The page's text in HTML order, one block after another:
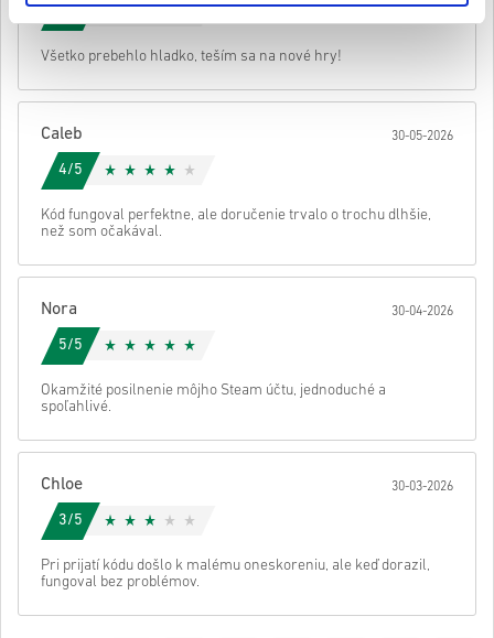
• Zadaj svoju e-mailovú adresu
Potom dostaneš e-mail s bezpečným odkazom na prístup ku kódu.
Zrušiť
5/5
Všetko prebehlo hladko, teším sa na nové hry!
Caleb 30-05-2026
4/5
Kód fungoval perfektne, ale doručenie trvalo o trochu dlhšie,
než som očakával.
Nora 30-04-2026
5/5
Okamžité posilnenie môjho Steam účtu, jednoduché a
spoľahlivé.
Chloe 30-03-2026
3/5
Pri prijatí kódu došlo k malému oneskoreniu, ale keď dorazil,
fungoval bez problémov.